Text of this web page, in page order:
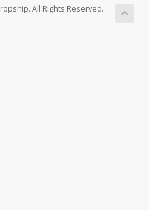
All Rights Reserved.